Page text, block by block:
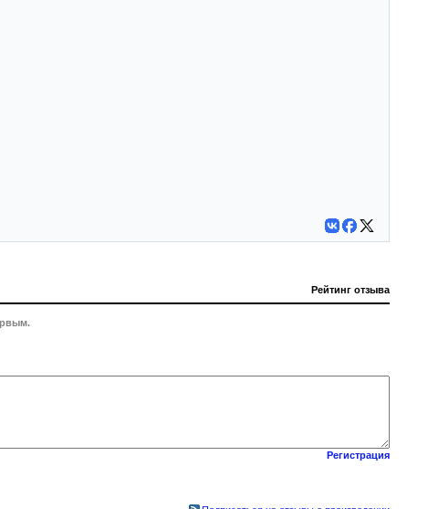
Рейтинг отзыва
Регистрация